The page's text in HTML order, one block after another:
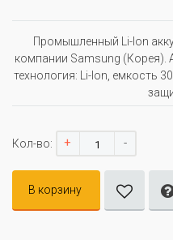
Промышленный Li-Ion
компании Samsung (Корея).
технология: Li-Ion, емкость
Кол-во: + -
В корзину